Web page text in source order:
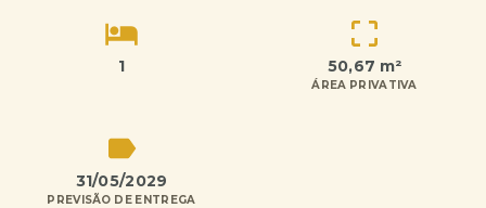
1 50,67 m²
ÁREA PRIVATIVA
31/05/2029
PREVISÃO DE ENTREGA